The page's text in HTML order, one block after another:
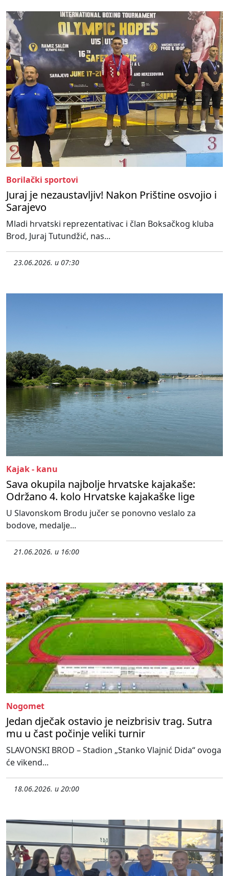
Borilački sportovi
Juraj je nezaustavljiv! Nakon Prištine osvojio i
Sarajevo
Mladi hrvatski reprezentativac i član Boksačkog kluba
Brod, Juraj Tutundžić, nas...
23.06.2026. u 07:30
Kajak - kanu
Sava okupila najbolje hrvatske kajakaše:
Održano 4. kolo Hrvatske kajakaške lige
U Slavonskom Brodu jučer se ponovno veslalo za
bodove, medalje...
21.06.2026. u 16:00
Nogomet
Jedan dječak ostavio je neizbrisiv trag. Sutra
mu u čast počinje veliki turnir
SLAVONSKI BROD – Stadion „Stanko Vlajnić Dida“ ovoga
će vikend...
18.06.2026. u 20:00